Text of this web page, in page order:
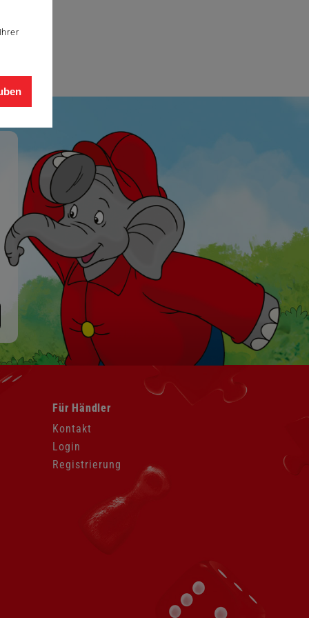
Navigation
überspringen
Für Händler
Kontakt
Login
Registrierung